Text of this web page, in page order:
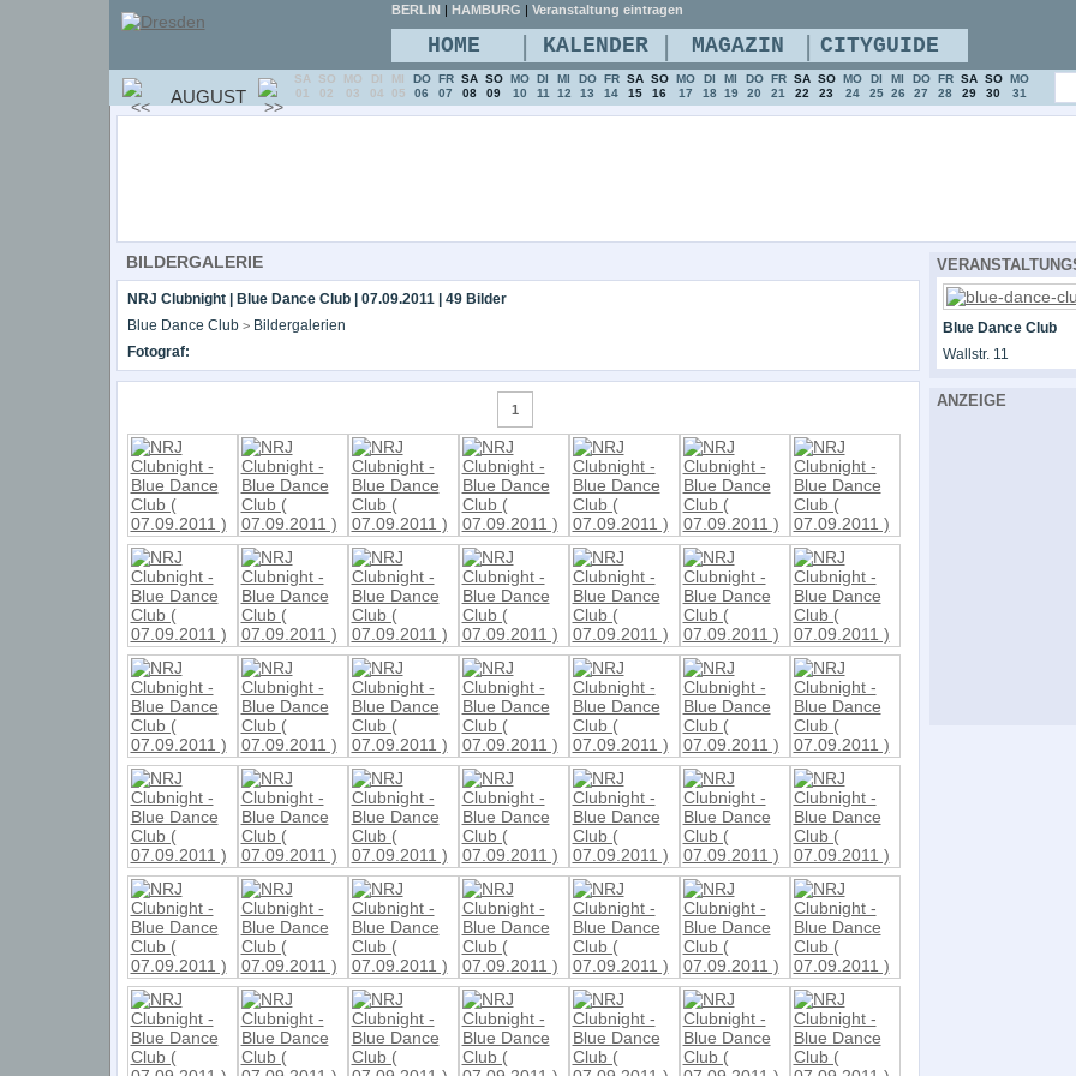
BILDERGALERIE
NRJ Clubnight | Blue Dance Club | 07.09.2011 | 49 Bilder
Blue Dance Club > Bildergalerien
Fotograf:
1
Blue Dance Club
Wallstr. 11
ANZEIGE
BERLIN | HAMBURG | Veranstaltung eintragen
HOME | KALENDER | MAGAZIN | CITYGUIDE
AUGUST
SA
01
SO
02
MO
03
DI
04
MI
05
DO
06
FR
07
SA
08
SO
09
MO
10
DI
11
MI
12
DO
13
FR
14
SA
15
SO
16
MO
17
DI
18
MI
19
DO
20
FR
21
SA
22
SO
23
MO
24
DI
25
MI
26
DO
27
FR
28
SA
29
SO
30
MO
31